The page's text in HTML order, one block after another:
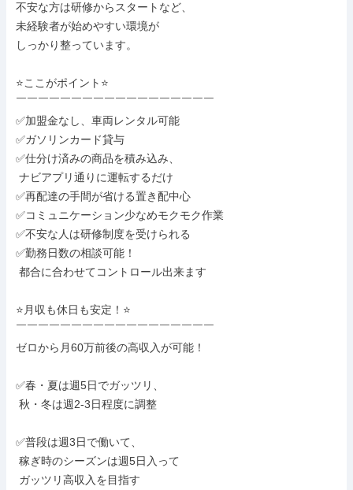
不安な方は研修からスタートなど、
未経験者が始めやすい環境が
しっかり整っています。
⭐ここがポイント⭐
￣￣￣￣￣￣￣￣￣￣￣￣￣￣￣￣￣￣
✅加盟金なし、車両レンタル可能
✅ガソリンカード貸与
✅仕分け済みの商品を積み込み、
✅再配達の手間が省ける置き配中心
✅コミュニケーション少なめモクモク作業
✅不安な人は研修制度を受けられる
✅勤務日数の相談可能！
⭐月収も休日も安定！⭐
￣￣￣￣￣￣￣￣￣￣￣￣￣￣￣￣￣￣
ゼロから月60万前後の高収入が可能！
✅春・夏は週5日でガッツリ、
✅普段は週3日で働いて、